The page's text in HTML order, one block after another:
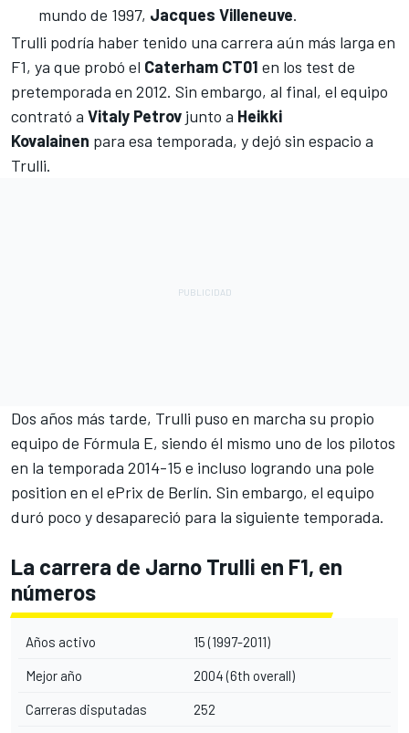
mundo de 1997, Jacques Villeneuve.
Trulli podría haber tenido una carrera aún más larga en
F1, ya que probó el Caterham CT01 en los test de
pretemporada en 2012. Sin embargo, al final, el equipo
contrató a Vitaly Petrov junto a Heikki
Kovalainen para esa temporada, y dejó sin espacio a
Trulli.
Dos años más tarde, Trulli puso en marcha su propio
equipo de Fórmula E, siendo él mismo uno de los pilotos
en la temporada 2014-15 e incluso logrando una pole
position en el ePrix de Berlín. Sin embargo, el equipo
duró poco y desapareció para la siguiente temporada.
La carrera de Jarno Trulli en F1, en
números
Años activo 15 (1997-2011)
Mejor año 2004 (6th overall)
Carreras disputadas 252